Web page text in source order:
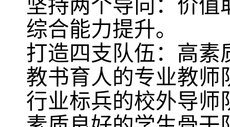
坚持两个导向：价值
综合能力提升。
打造四支队伍：高素
教书育人的专业教师
行业标兵的校外导师